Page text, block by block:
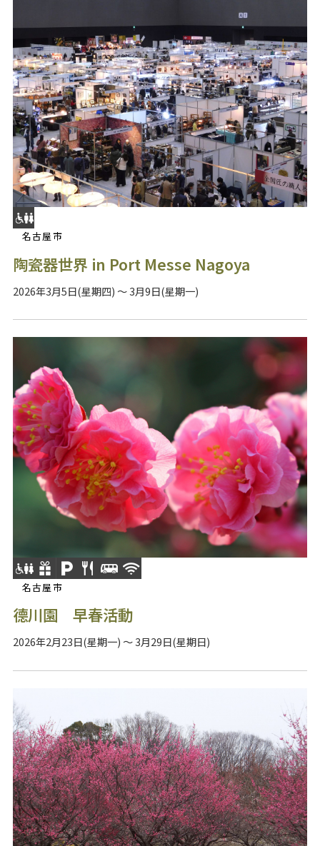
名古屋市
陶瓷器世界 in Port Messe Nagoya
2026年3月5日(星期四) ～ 3月9日(星期一)
名古屋市
德川園 早春活動
2026年2月23日(星期一) ～ 3月29日(星期日)